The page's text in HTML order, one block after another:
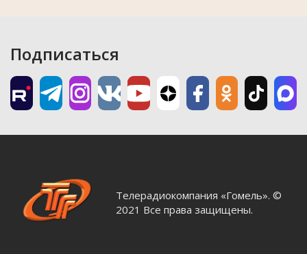
Подписаться
Телерадиокомпания «Гомель». ©
2021 Все права защищены.